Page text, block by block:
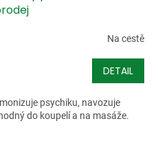
Na cestě
DETAIL
psychiku, navozuje
do koupelí a na masáže.